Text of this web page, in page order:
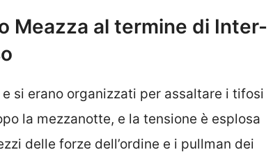
Meazza al termine di Inter-
e si erano organizzati per assaltare i tifosi
la mezzanotte, e la tensione è esplosa
delle forze dell’ordine e i pullman dei